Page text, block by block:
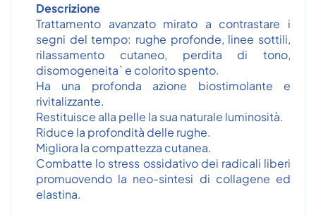
Descrizione
Trattamento avanzato mirato a contrastare i
segni del tempo: rughe profonde, linee sottili,
rilassamento cutaneo, perdita di tono,
disomogeneita` e colorito spento.
Ha una profonda azione biostimolante e
rivitalizzante.
Restituisce alla pelle la sua naturale luminosità.
Riduce la profondità delle rughe.
Migliora la compattezza cutanea.
Combatte lo stress ossidativo dei radicali liberi
promuovendo la neo-sintesi di collagene ed
elastina.